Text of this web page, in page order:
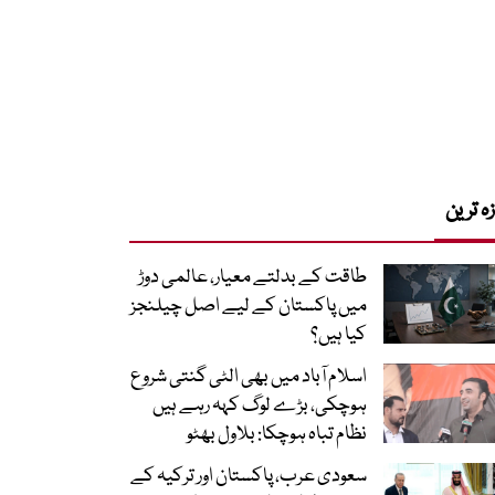
ترین
طاقت کے بدلتے معیار، عالمی دوڑ
میں پاکستان کے لیے اصل چیلنجز
کیا ہیں؟
اسلام آباد میں بھی الٹی گنتی شروع
ہوچکی، بڑے لوگ کہہ رہے ہیں
نظام تباہ ہوچکا: بلاول بھٹو
سعودی عرب، پاکستان اور ترکیہ کے